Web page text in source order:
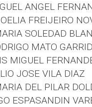
ANGEL
FREIJEIRO
SOLEDAD
MATO
MIGUEL
JOSE VILA DIAZ
DEL PILAR
ESPASANDIN